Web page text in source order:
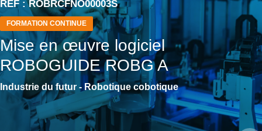
REF : ROBRCFNO00003S
FORMATION CONTINUE
Mise en œuvre logiciel
ROBOGUIDE ROBG A
Industrie du futur - Robotique cobotique